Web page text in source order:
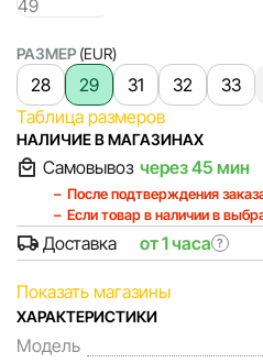
РАЗМЕР (EUR)
28 29 31 32 33
Таблица размеров
НАЛИЧИЕ В МАГАЗИНАХ
Самовывоз через 45 мин
После подтверждения
Если товар в наличии в
Доставка от 1 часа ?
Показать магазины
ХАРАКТЕРИСТИКИ
Модель